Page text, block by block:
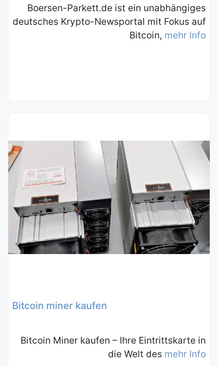
Boersen-Parkett.de ist ein unabhängiges
deutsches Krypto-Newsportal mit Fokus auf
Bitcoin, mehr Info
Bitcoin miner kaufen
Bitcoin Miner kaufen – Ihre Eintrittskarte in
die Welt des mehr Info